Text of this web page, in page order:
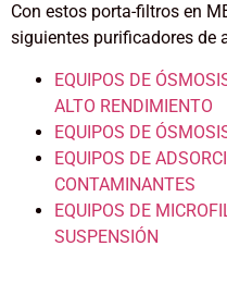
Con estos porta-filtros en
siguientes purificadores de
EQUIPOS DE
ALTO RENDIMIENTO
EQUIPOS DE
EQUIPOS DE
CONTAMINANTES
EQUIPOS DE
SUSPENSIÓN